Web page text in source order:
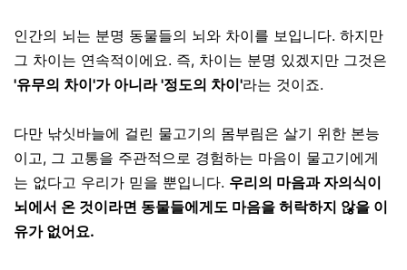
인간의 뇌는 분명 동물들의 뇌와 차이를 보입니다. 하지만
그 차이는 연속적이에요. 즉, 차이는 분명 있겠지만 그것은
'유무의 차이'가 아니라 '정도의 차이'라는 것이죠.
다만 낚싯바늘에 걸린 물고기의 몸부림은 살기 위한 본능
이고, 그 고통을 주관적으로 경험하는 마음이 물고기에게
는 없다고 우리가 믿을 뿐입니다. 우리의 마음과 자의식이
뇌에서 온 것이라면 동물들에게도 마음을 허락하지 않을 이
유가 없어요.